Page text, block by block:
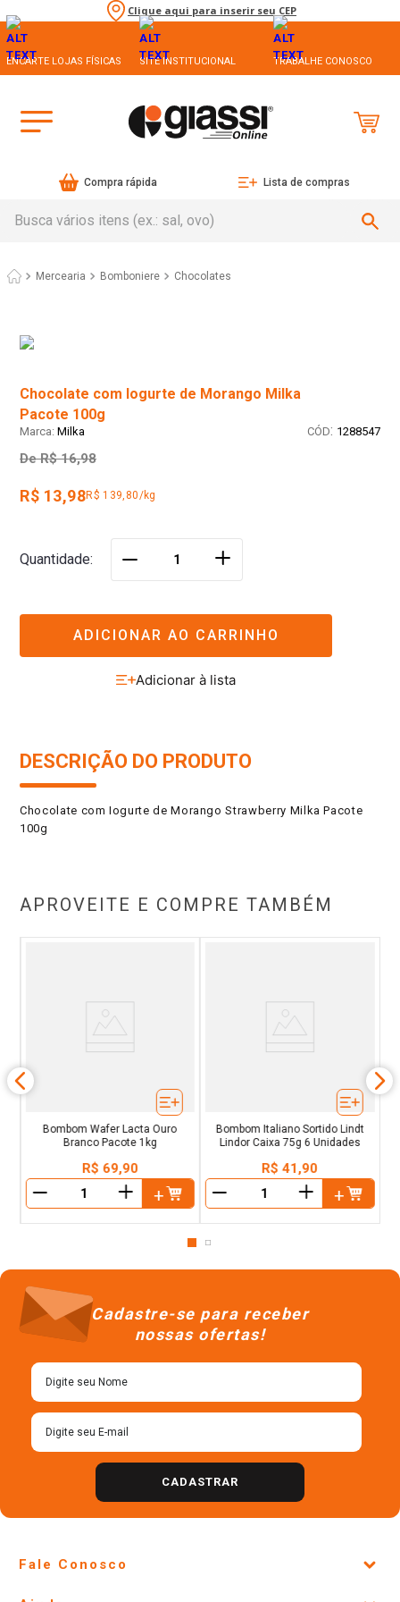
Clique aqui para inserir seu CEP
ENCARTE LOJAS FÍSICAS SITE INSTITUCIONAL TRABALHE CONOSCO
Compra rápida Lista de compras
Mercearia Bomboniere Chocolates
Chocolate com Iogurte de Morango Milka
Pacote 100g
Milka : 1288547
De R$ 16,98
R$ 13,98R$ 139,80/kg
Quantidade ＋
ADICIONAR AO CARRINHO
DESCRIÇÃO DO PRODUTO
Chocolate com Iogurte de Morango Strawberry Milka Pacote
100g
APROVEITE E COMPRE TAMBÉM
Bombom Wafer Lacta Ouro
Branco Pacote 1kg
R$ 69,90
＋
Bombom Italiano Sortido Lindt
Lindor Caixa 75g 6 Unidades
R$ 41,90
＋
Cadastre-se para receber
nossas ofertas!
CADASTRAR
Fale Conosco